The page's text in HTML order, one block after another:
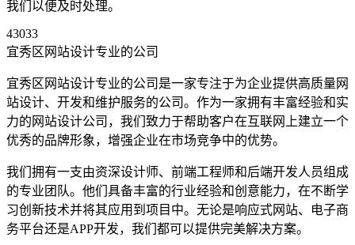
我们以便及时处理。
43033
宜秀区网站设计专业的公司
宜秀区网站设计专业的公司是一家专注于为企业提供高质量网
站设计、开发和维护服务的公司。作为一家拥有丰富经验和实
力的网站设计公司，我们致力于帮助客户在互联网上建立一个
优秀的品牌形象，增强企业在市场竞争中的优势。
我们拥有一支由资深设计师、前端工程师和后端开发人员组成
的专业团队。他们具备丰富的行业经验和创意能力，在不断学
习创新技术并将其应用到项目中。无论是响应式网站、电子商
务平台还是APP开发，我们都可以提供完美解决方案。